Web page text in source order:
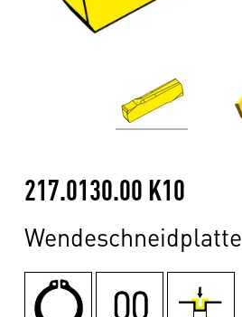
217.0130.00 K10
Wendeschneidplatte